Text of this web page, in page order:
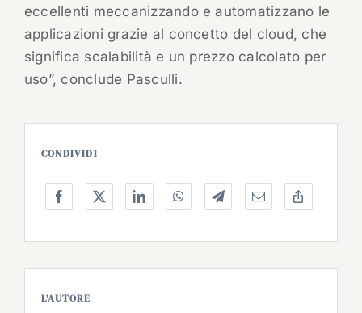
eccellenti meccanizzando e automatizzano le
applicazioni grazie al concetto del cloud, che
significa scalabilità e un prezzo calcolato per
uso”, conclude Pasculli.
CONDIVIDI
L’AUTORE